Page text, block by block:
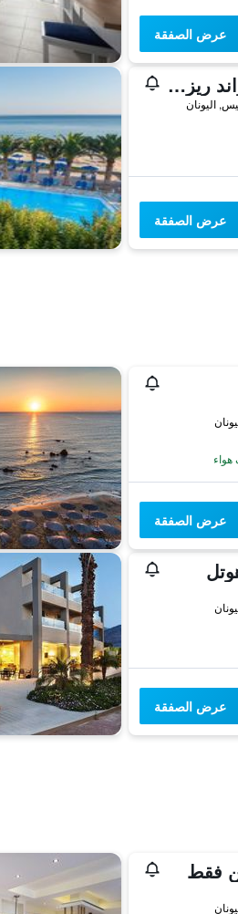
عرض الصفقة
أنيموس لاكشري جراند ريزورت
عرض الصفقة
عرض الصفقة
عرض الصفقة
فقط